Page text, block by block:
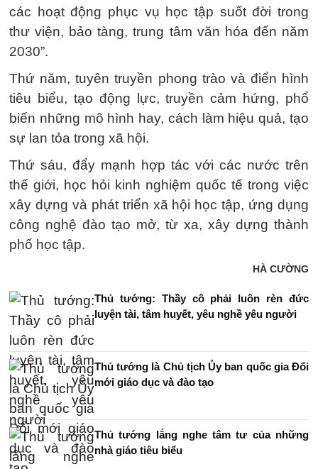
các hoạt động phục vụ học tập suốt đời trong
thư viện, bảo tàng, trung tâm văn hóa đến năm
2030”.
Thứ năm, tuyên truyền phong trào và điển hình
tiêu biểu, tạo động lực, truyền cảm hứng, phổ
biến những mô hình hay, cách làm hiệu quả, tạo
sự lan tỏa trong xã hội.
Thứ sáu, đẩy mạnh hợp tác với các nước trên
thế giới, học hỏi kinh nghiệm quốc tế trong việc
xây dựng và phát triển xã hội học tập, ứng dụng
công nghệ đào tạo mở, từ xa, xây dựng thành
phố học tập.
HÀ CƯỜNG
Thủ tướng: Thầy cô phải luôn rèn đức
luyện tài, tâm huyết, yêu nghề yêu người
Thủ tướng là Chủ tịch Ủy ban quốc gia Đổi
mới giáo dục và đào tạo
Thủ tướng lắng nghe tâm tư của những
nhà giáo tiêu biểu